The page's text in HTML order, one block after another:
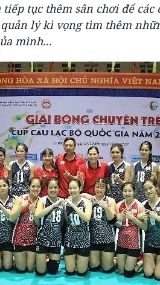
tục thêm sân chơi để
lý kì vọng tìm thêm
mình...